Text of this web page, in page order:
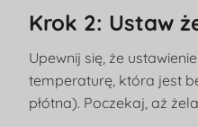
Krok 2: Ustaw
Upewnij się, że
temperaturę, która jest
płótna). Poczekaj, aż